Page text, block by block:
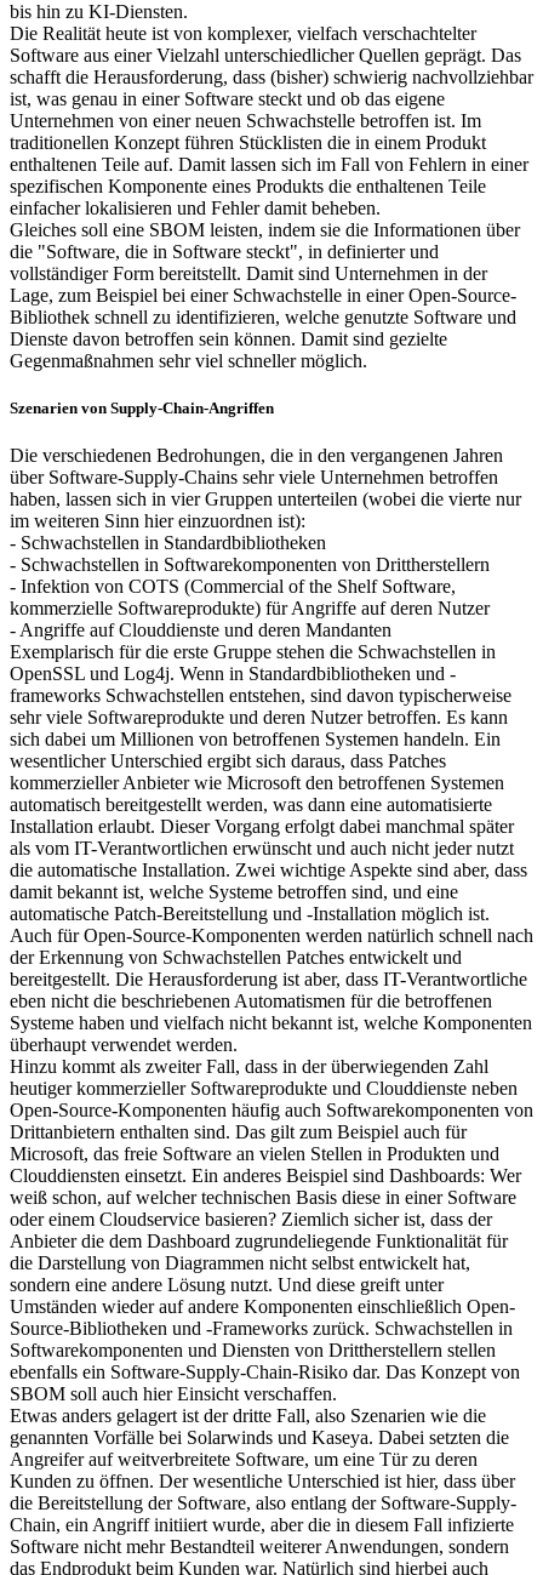
bis hin zu KI-Diensten.
Die Realität heute ist von komplexer, vielfach verschachtelter
Software aus einer Vielzahl unterschiedlicher Quellen geprägt. Das
schafft die Herausforderung, dass (bisher) schwierig nachvollziehbar
ist, was genau in einer Software steckt und ob das eigene
Unternehmen von einer neuen Schwachstelle betroffen ist. Im
traditionellen Konzept führen Stücklisten die in einem Produkt
enthaltenen Teile auf. Damit lassen sich im Fall von Fehlern in einer
spezifischen Komponente eines Produkts die enthaltenen Teile
einfacher lokalisieren und Fehler damit beheben.
Gleiches soll eine SBOM leisten, indem sie die Informationen über
die "Software, die in Software steckt", in definierter und
vollständiger Form bereitstellt. Damit sind Unternehmen in der
Lage, zum Beispiel bei einer Schwachstelle in einer Open-Source-
Bibliothek schnell zu identifizieren, welche genutzte Software und
Dienste davon betroffen sein können. Damit sind gezielte
Gegenmaßnahmen sehr viel schneller möglich.
Szenarien von Supply-Chain-Angriffen
Die verschiedenen Bedrohungen, die in den vergangenen Jahren
über Software-Supply-Chains sehr viele Unternehmen betroffen
haben, lassen sich in vier Gruppen unterteilen (wobei die vierte nur
im weiteren Sinn hier einzuordnen ist):
- Schwachstellen in Standardbibliotheken
- Schwachstellen in Softwarekomponenten von Drittherstellern
- Infektion von COTS (Commercial of the Shelf Software,
kommerzielle Softwareprodukte) für Angriffe auf deren Nutzer
- Angriffe auf Clouddienste und deren Mandanten
Exemplarisch für die erste Gruppe stehen die Schwachstellen in
OpenSSL und Log4j. Wenn in Standardbibliotheken und -
frameworks Schwachstellen entstehen, sind davon typischerweise
sehr viele Softwareprodukte und deren Nutzer betroffen. Es kann
sich dabei um Millionen von betroffenen Systemen handeln. Ein
wesentlicher Unterschied ergibt sich daraus, dass Patches
kommerzieller Anbieter wie Microsoft den betroffenen Systemen
automatisch bereitgestellt werden, was dann eine automatisierte
Installation erlaubt. Dieser Vorgang erfolgt dabei manchmal später
als vom IT-Verantwortlichen erwünscht und auch nicht jeder nutzt
die automatische Installation. Zwei wichtige Aspekte sind aber, dass
damit bekannt ist, welche Systeme betroffen sind, und eine
automatische Patch-Bereitstellung und -Installation möglich ist.
Auch für Open-Source-Komponenten werden natürlich schnell nach
der Erkennung von Schwachstellen Patches entwickelt und
bereitgestellt. Die Herausforderung ist aber, dass IT-Verantwortliche
eben nicht die beschriebenen Automatismen für die betroffenen
Systeme haben und vielfach nicht bekannt ist, welche Komponenten
überhaupt verwendet werden.
Hinzu kommt als zweiter Fall, dass in der überwiegenden Zahl
heutiger kommerzieller Softwareprodukte und Clouddienste neben
Open-Source-Komponenten häufig auch Softwarekomponenten von
Drittanbietern enthalten sind. Das gilt zum Beispiel auch für
Microsoft, das freie Software an vielen Stellen in Produkten und
Clouddiensten einsetzt. Ein anderes Beispiel sind Dashboards: Wer
weiß schon, auf welcher technischen Basis diese in einer Software
oder einem Cloudservice basieren? Ziemlich sicher ist, dass der
Anbieter die dem Dashboard zugrundeliegende Funktionalität für
die Darstellung von Diagrammen nicht selbst entwickelt hat,
sondern eine andere Lösung nutzt. Und diese greift unter
Umständen wieder auf andere Komponenten einschließlich Open-
Source-Bibliotheken und -Frameworks zurück. Schwachstellen in
Softwarekomponenten und Diensten von Drittherstellern stellen
ebenfalls ein Software-Supply-Chain-Risiko dar. Das Konzept von
SBOM soll auch hier Einsicht verschaffen.
Etwas anders gelagert ist der dritte Fall, also Szenarien wie die
genannten Vorfälle bei Solarwinds und Kaseya. Dabei setzten die
Angreifer auf weitverbreitete Software, um eine Tür zu deren
Kunden zu öffnen. Der wesentliche Unterschied ist hier, dass über
die Bereitstellung der Software, also entlang der Software-Supply-
Chain, ein Angriff initiiert wurde, aber die in diesem Fall infizierte
Software nicht mehr Bestandteil weiterer Anwendungen, sondern
das Endprodukt beim Kunden war. Natürlich sind hierbei auch